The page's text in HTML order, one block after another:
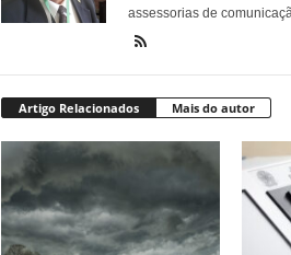
assessorias de
Artigo Relacionados Mais do autor